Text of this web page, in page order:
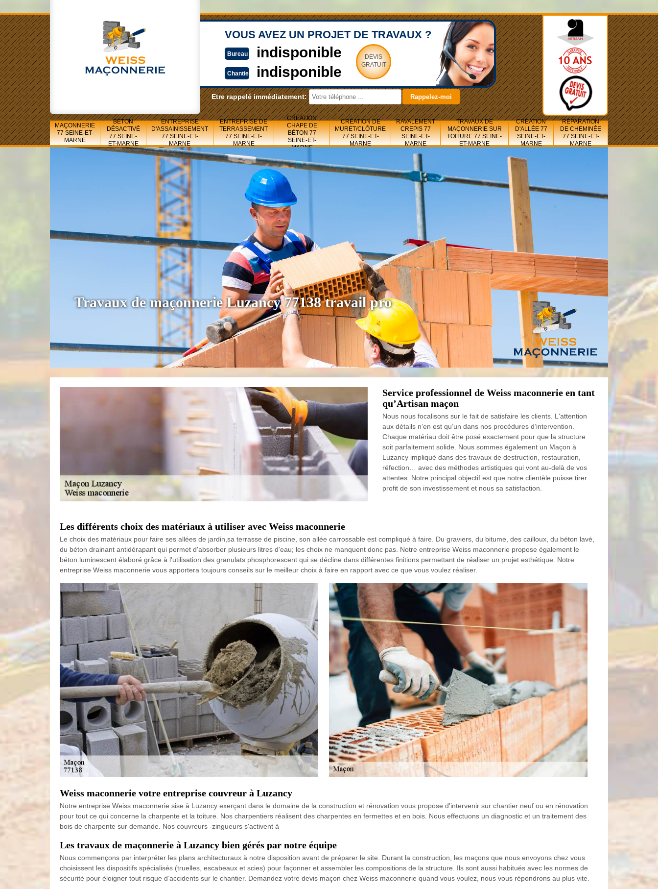
VOUS AVEZ UN PROJET DE TRAVAUX ?
Bureau indisponible
Chantier indisponible
DEVIS
GRATUIT
Etre rappelé immédiatement:
MAÇONNERIE
77 SEINE-ET-
MARNE
BÉTON
DÉSACTIVÉ
77 SEINE-
ET-MARNE
ENTREPRISE
D'ASSAINISSEMENT
77 SEINE-ET-
MARNE
ENTREPRISE DE
TERRASSEMENT
77 SEINE-ET-
MARNE
CRÉATION
CHAPE DE
BÉTON 77
SEINE-ET-
MARNE
CRÉATION DE
MURET/CLÔTURE
77 SEINE-ET-
MARNE
RAVALEMENT
CREPIS 77
SEINE-ET-
MARNE
TRAVAUX DE
MAÇONNERIE SUR
TOITURE 77 SEINE-
ET-MARNE
CRÉATION
D'ALLÉE 77
SEINE-ET-
MARNE
RÉPARATION
DE CHEMINÉE
77 SEINE-ET-
MARNE
Travaux de maçonnerie Luzancy 77138 travail pro
Service professionnel de Weiss maconnerie en tant
qu’Artisan maçon
Nous nous focalisons sur le fait de satisfaire les clients. L'attention
aux détails n’en est qu’un dans nos procédures d’intervention.
Chaque matériau doit être posé exactement pour que la structure
soit parfaitement solide. Nous sommes également un Maçon à
Luzancy impliqué dans des travaux de destruction, restauration,
réfection… avec des méthodes artistiques qui vont au-delà de vos
attentes. Notre principal objectif est que notre clientèle puisse tirer
profit de son investissement et nous sa satisfaction.
Les différents choix des matériaux à utiliser avec Weiss maconnerie
Le choix des matériaux pour faire ses allées de jardin,sa terrasse de piscine, son allée carrossable est compliqué à faire. Du graviers, du bitume, des cailloux, du béton lavé,
du béton drainant antidérapant qui permet d'absorber plusieurs litres d'eau; les choix ne manquent donc pas. Notre entreprise Weiss maconnerie propose également le
béton luminescent élaboré grâce à l'utilisation des granulats phosphorescent qui se décline dans différentes finitions permettant de réaliser un projet esthétique. Notre
entreprise Weiss maconnerie vous apportera toujours conseils sur le meilleur choix à faire en rapport avec ce que vous voulez réaliser.
Weiss maconnerie votre entreprise couvreur à Luzancy
Notre entreprise Weiss maconnerie sise à Luzancy exerçant dans le domaine de la construction et rénovation vous propose d'intervenir sur chantier neuf ou en rénovation
pour tout ce qui concerne la charpente et la toiture. Nos charpentiers réalisent des charpentes en fermettes et en bois. Nous effectuons un diagnostic et un traitement des
bois de charpente sur demande. Nos couvreurs -zingueurs s'activent à
Les travaux de maçonnerie à Luzancy bien gérés par notre équipe
Nous commençons par interpréter les plans architecturaux à notre disposition avant de préparer le site. Durant la construction, les maçons que nous envoyons chez vous
choisissent les dispositifs spécialisés (truelles, escabeaux et scies) pour façonner et assembler les compositions de la structure. Ils sont aussi habitués avec les normes de
sécurité pour éloigner tout risque d’accidents sur le chantier. Demandez votre devis maçon chez Weiss maconnerie quand vous voulez, nous vous répondrons au plus vite.